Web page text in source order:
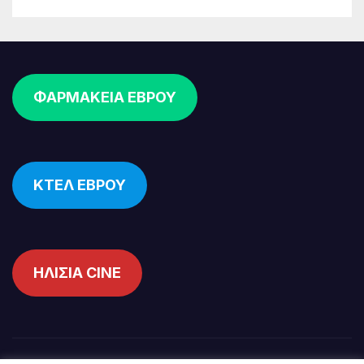
ΦΑΡΜΑΚΕΙΑ ΕΒΡΟΥ
ΚΤΕΛ ΕΒΡΟΥ
ΗΛΙΣΙΑ CINE